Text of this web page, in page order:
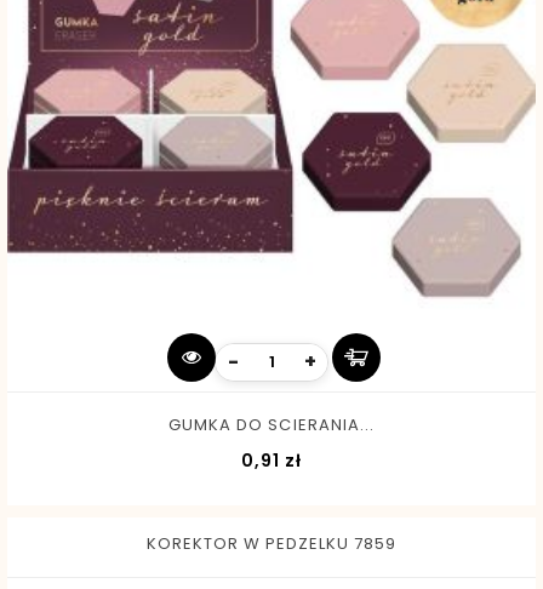
- +
GUMKA DO SCIERANIA...
0,91 złCena
KOREKTOR W PEDZELKU 7859